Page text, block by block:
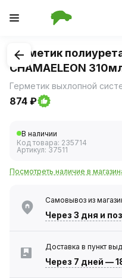
1/1
Герметик
CHAMAELEON
874 ₽
В наличии
Код товара: 235714
Артикул: 37511
Посмотреть наличие в
Самовывоз из
Через 3 дня и
Доставка в пункт
Через 7 дней —